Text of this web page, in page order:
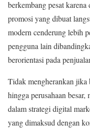
berkembang pesat
promosi yang dibuat
modern cenderung lebih
pengguna lain
berorientasi pada
Tidak mengherankan
hingga perusahaan
dalam strategi digital
yang dimaksud dengan